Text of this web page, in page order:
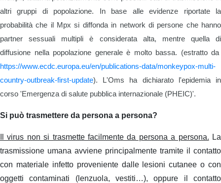
altri gruppi di popolazione. In base alle evidenze riportate la
probabilità che il Mpx si diffonda in network di persone che hanno
partner sessuali multipli è considerata alta, mentre quella di
diffusione nella popolazione generale è molto bassa. (estratto da
https://www.ecdc.europa.eu/en/publications-data/monkeypox-multi-
country-outbreak-first-update).
L'Oms ha dichiarato l'epidemia in
corso 'Emergenza di salute pubblica internazionale (PHEIC)'.
Si può trasmettere da persona a persona?
Il virus non si trasmette facilmente da persona a persona. La
trasmissione umana avviene principalmente tramite il contatto
con materiale infetto proveniente dalle lesioni cutanee o con
oggetti contaminati (lenzuola, vestiti…), oppure il contatto